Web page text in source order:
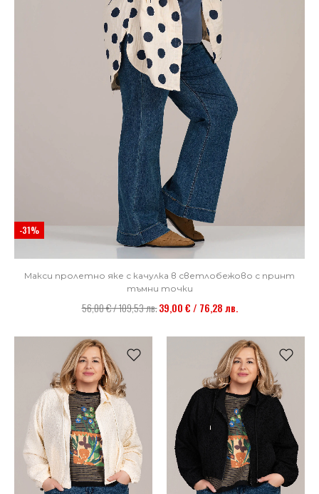
-31%
Макси пролетно яке с качулка в светлобежово с принт
тъмни точки
56,00 € / 109,53 лв.39,00 € / 76,28 лв.